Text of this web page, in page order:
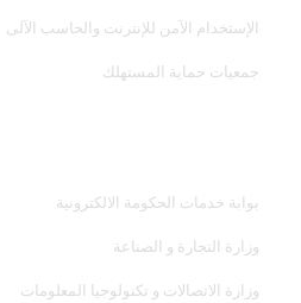
الإستخدام الآمن للإنترنت والحاسب الآلى
جمعيات حماية المستهلك
بوابة خدمات الحكومة الالكترونية
وزارة التجارة و الصناعة
وزارة الاتصالات و تكنولوجيا المعلومات